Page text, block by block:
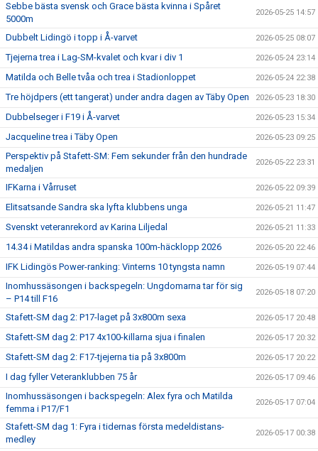
Sebbe bästa svensk och Grace bästa kvinna i Spåret
5000m
2026-05-25 14:57
Dubbelt Lidingö i topp i Å-varvet 2026-05-25 08:07
Tjejerna trea i Lag-SM-kvalet och kvar i div 1 2026-05-24 23:14
Matilda och Belle tvåa och trea i Stadionloppet 2026-05-24 22:38
Tre höjdpers (ett tangerat) under andra dagen av Täby Open 2026-05-23 18:30
Dubbelseger i F19 i Å-varvet 2026-05-23 15:34
Jacqueline trea i Täby Open 2026-05-23 09:25
Perspektiv på Stafett-SM: Fem sekunder från den hundrade
medaljen
2026-05-22 23:31
IFKarna i Vårruset 2026-05-22 09:39
Elitsatsande Sandra ska lyfta klubbens unga 2026-05-21 11:47
Svenskt veteranrekord av Karina Liljedal 2026-05-21 11:33
14.34 i Matildas andra spanska 100m-häcklopp 2026 2026-05-20 22:46
IFK Lidingös Power-ranking: Vinterns 10 tyngsta namn 2026-05-19 07:44
Inomhussäsongen i backspegeln: Ungdomarna tar för sig
– P14 till F16
2026-05-18 07:20
Stafett-SM dag 2: P17-laget på 3x800m sexa 2026-05-17 20:48
Stafett-SM dag 2: P17 4x100-killarna sjua i finalen 2026-05-17 20:32
Stafett-SM dag 2: F17-tjejerna tia på 3x800m 2026-05-17 20:22
I dag fyller Veteranklubben 75 år 2026-05-17 09:46
Inomhussäsongen i backspegeln: Alex fyra och Matilda
femma i P17/F1
2026-05-17 07:04
Stafett-SM dag 1: Fyra i tidernas första medeldistans-
medley
2026-05-17 00:38